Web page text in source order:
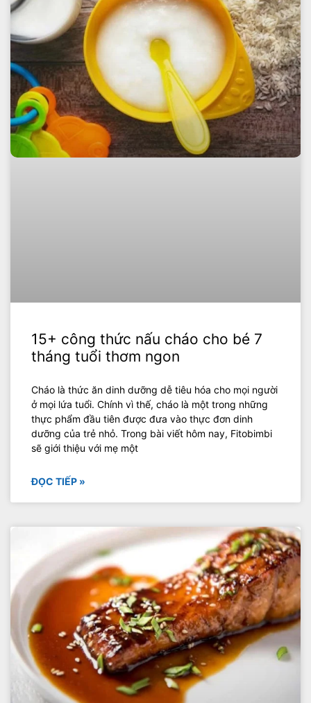
15+ công thức nấu cháo cho bé 7
tháng tuổi thơm ngon
Cháo là thức ăn dinh dưỡng dễ tiêu hóa cho mọi người
ở mọi lứa tuổi. Chính vì thế, cháo là một trong những
thực phẩm đầu tiên được đưa vào thực đơn dinh
dưỡng của trẻ nhỏ. Trong bài viết hôm nay, Fitobimbi
sẽ giới thiệu với mẹ một
ĐỌC TIẾP »